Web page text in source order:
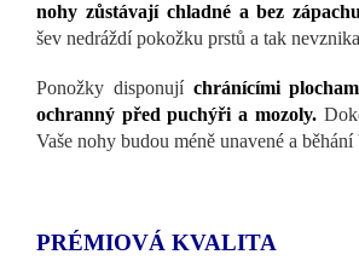
nohy zůstávají chladné a bez
šev nedráždí pokožku prstů a tak
Ponožky disponují chránícími
ochranný před puchýři a mozoly.
Vaše nohy budou méně unavené a
PRÉMIOVÁ KVALITA